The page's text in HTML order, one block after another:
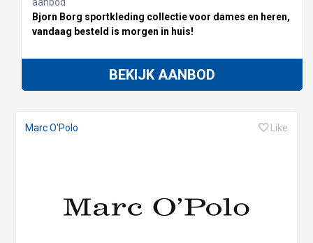
Bjorn Borg sportkleding collectie voor dames en heren,
vandaag besteld is morgen in huis!
BEKIJK AANBOD
Marc O'Polo Like